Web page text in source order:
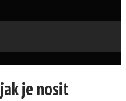
je nosit